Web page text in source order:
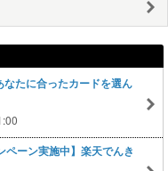
なたに合ったカードを選ん
ペーン実施中】楽天でんき